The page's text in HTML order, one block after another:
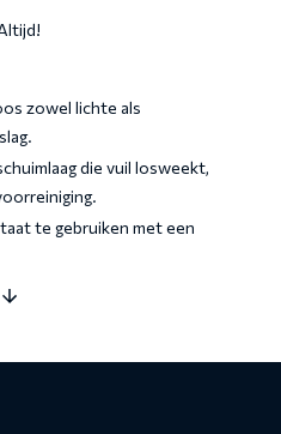
zowel lichte als
die vuil losweekt,
te gebruiken met een